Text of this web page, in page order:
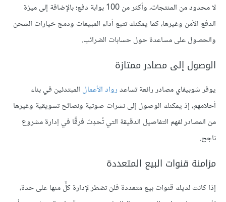
لا محدود من المنتجات، وأكثر من 100 بوابة دفع؛ بالإضافة إلى ميزة
الدفع الآمن وغيرها، كما يمكنك تتبع أداء المبيعات ودمج خيارات الشحن
والحصول على مساعدة حول حسابات الضرائب.
الوصول إلى مصادر ممتازة
يوفر شوبيفاي مصادر رائعة تساعدرواد الأعمال المبتدئين في بناء
أحلامهم، إذ يمكنك الوصول إلى نشرات صوتية ونصائح تسويقية وغيرها
من المصادر لفهم التفاصيل الدقيقة التي تُحدِث فرقًا في إدارة مشروع
ناجح.
مزامنة قنوات البيع المتعددة
إذا كانت لديك قنوات بيع متعددة فلن تضطر لإدارة كلٍّ منها على حدة،